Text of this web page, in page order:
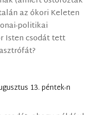
az ókori Keleten
politikai
Isten csodát tett
13. péntek-n